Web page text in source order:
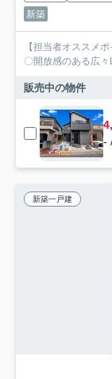
新築
【担当者オススメ
〇開放感のある広
販売中の物件
-
新築一戸建